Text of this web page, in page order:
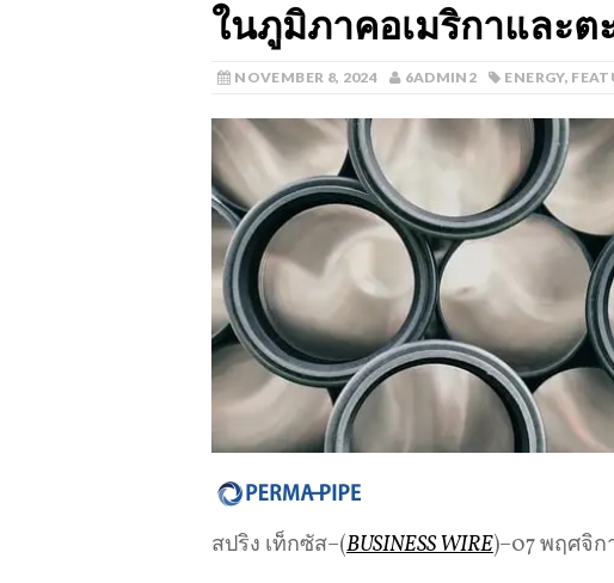
ในภูมิภาคอเมริกาและต
NOVEMBER 8, 2024 6ADMIN2 ENERGY,
สปริง เท็กซัส–(BUSINESS WIRE)–07 พฤศจิ